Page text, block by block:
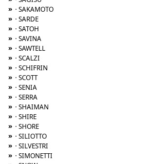
» · SAKAMOTO
» · SARDE
» · SATOH
» · SAVINA
» · SAWTELL
» · SCALZI
» · SCHIFRIN
» · SCOTT
» · SENIA
» · SERRA
» · SHAIMAN
» · SHIRE
» · SHORE
» · SILIOTTO
» · SILVESTRI
» · SIMONETTI